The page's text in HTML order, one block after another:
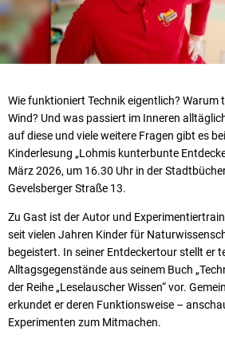
Wie funktioniert Technik eigentlich? Warum
Wind? Und was passiert im Inneren
auf diese und viele weitere Fragen gibt es
Kinderlesung „Lohmis kunterbunte
März 2026, um 16.30 Uhr in der
Gevelsberger Straße 13.
Zu Gast ist der Autor und
seit vielen Jahren Kinder für
begeistert. In seiner Entdeckertour stellt er
Alltagsgegenstände aus seinem Buch
der Reihe „Leselauscher Wissen“ vor.
erkundet er deren Funktionsweise –
Experimenten zum Mitmachen.